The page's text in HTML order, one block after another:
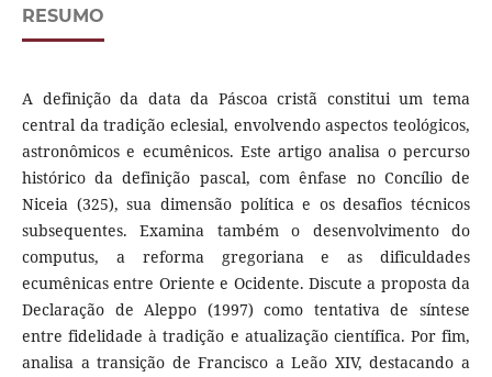
RESUMO
A definição da data da Páscoa cristã constitui um tema
central da tradição eclesial, envolvendo aspectos teológicos,
astronômicos e ecumênicos. Este artigo analisa o percurso
histórico da definição pascal, com ênfase no Concílio de
Niceia (325), sua dimensão política e os desafios técnicos
subsequentes. Examina também o desenvolvimento do
computus, a reforma gregoriana e as dificuldades
ecumênicas entre Oriente e Ocidente. Discute a proposta da
Declaração de Aleppo (1997) como tentativa de síntese
entre fidelidade à tradição e atualização científica. Por fim,
analisa a transição de Francisco a Leão XIV, destacando a